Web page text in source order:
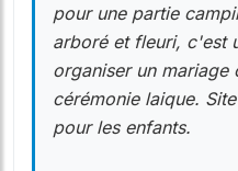
pour une partie
arboré et fleuri, c'est
organiser un mariage
cérémonie laique.
pour les enfants.